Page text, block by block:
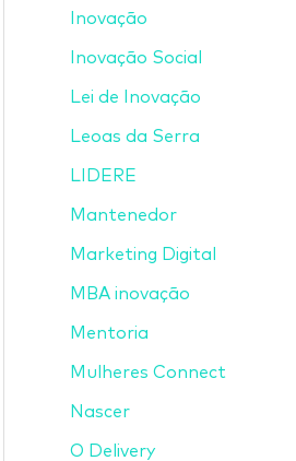
Inovação
Inovação Social
Lei de Inovação
Leoas da Serra
LIDERE
Mantenedor
Marketing Digital
MBA inovação
Mentoria
Mulheres Connect
Nascer
O Delivery